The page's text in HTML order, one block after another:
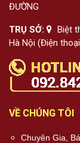
ĐƯỜNG
TRỤ SỞ:
Biệt
Hà Nội (Điện
VỀ CHÚNG TÔI
Chuyên Gia,